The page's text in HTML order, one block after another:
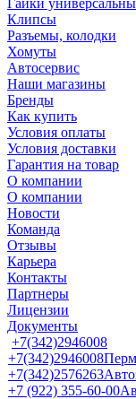
Гайки
Клипсы
Разъемы, колодки
Хомуты
Автосервис
Наши магазины
Бренды
Как купить
Условия оплаты
Условия доставки
Гарантия на товар
О компании
О компании
Новости
Команда
Отзывы
Карьера
Контакты
Партнеры
Лицензии
Документы
+7(342)2946008
+7(342)2946008
+7(342)2576263
+7 (922) 355-60-00